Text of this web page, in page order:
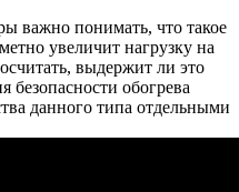
важно понимать, что такое
увеличит нагрузку на
выдержит ли это
безопасности обогрева
данного типа отдельными